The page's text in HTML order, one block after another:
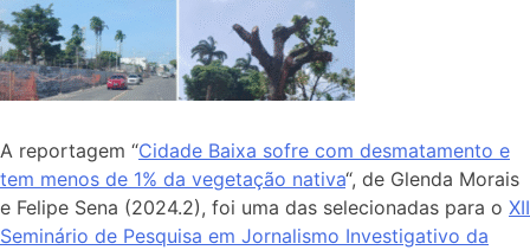
A reportagem “Cidade Baixa sofre com desmatamento e
tem menos de 1% da vegetação nativa“, de Glenda Morais
e Felipe Sena (2024.2), foi uma das selecionadas para o XII
Seminário de Pesquisa em Jornalismo Investigativo da